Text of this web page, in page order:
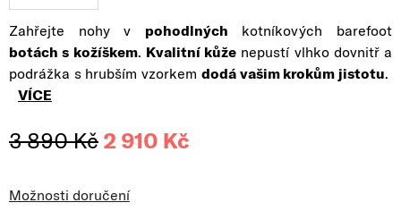
Zahřejte nohy v pohodlných kotníkových barefoot
botách s kožíškem. Kvalitní kůže nepustí vlhko dovnitř a
podrážka s hrubším vzorkem dodá vašim krokům jistotu.
VÍCE
3 890 Kč 2 910 Kč
Možnosti doručení